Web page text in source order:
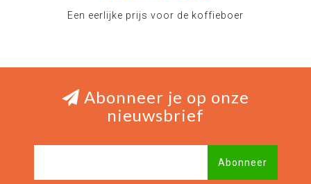
Een eerlijke prijs voor de koffieboer
Abonneer je op onze
nieuwsbrief
Abonneer